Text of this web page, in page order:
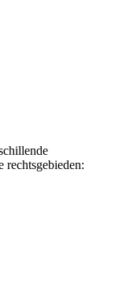
rechtsgebieden: